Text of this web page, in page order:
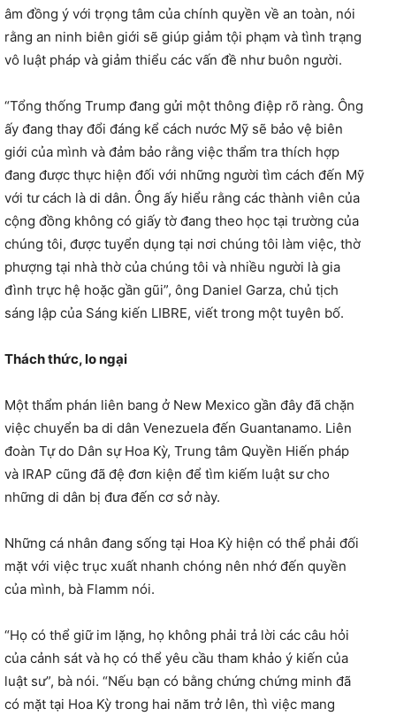
âm đồng ý với trọng tâm của chính quyền về an toàn, nói
rằng an ninh biên giới sẽ giúp giảm tội phạm và tình trạng
vô luật pháp và giảm thiểu các vấn đề như buôn người.
“Tổng thống Trump đang gửi một thông điệp rõ ràng. Ông
ấy đang thay đổi đáng kể cách nước Mỹ sẽ bảo vệ biên
giới của mình và đảm bảo rằng việc thẩm tra thích hợp
đang được thực hiện đối với những người tìm cách đến Mỹ
với tư cách là di dân. Ông ấy hiểu rằng các thành viên của
cộng đồng không có giấy tờ đang theo học tại trường của
chúng tôi, được tuyển dụng tại nơi chúng tôi làm việc, thờ
phượng tại nhà thờ của chúng tôi và nhiều người là gia
đình trực hệ hoặc gần gũi”, ông Daniel Garza, chủ tịch
sáng lập của Sáng kiến LIBRE, viết trong một tuyên bố.
Thách thức, lo ngại
Một thẩm phán liên bang ở New Mexico gần đây đã chặn
việc chuyển ba di dân Venezuela đến Guantanamo. Liên
đoàn Tự do Dân sự Hoa Kỳ, Trung tâm Quyền Hiến pháp
và IRAP cũng đã đệ đơn kiện để tìm kiếm luật sư cho
những di dân bị đưa đến cơ sở này.
Những cá nhân đang sống tại Hoa Kỳ hiện có thể phải đối
mặt với việc trục xuất nhanh chóng nên nhớ đến quyền
của mình, bà Flamm nói.
“Họ có thể giữ im lặng, họ không phải trả lời các câu hỏi
của cảnh sát và họ có thể yêu cầu tham khảo ý kiến của
luật sư”, bà nói. “Nếu bạn có bằng chứng chứng minh đã
có mặt tại Hoa Kỳ trong hai năm trở lên, thì việc mang